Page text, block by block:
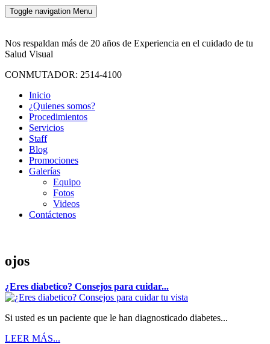
Toggle navigation Menu
Nos respaldan más de 20 años de Experiencia en el cuidado de tu
Salud Visual
CONMUTADOR: 2514-4100
Inicio
¿Quienes somos?
Procedimientos
Servicios
Staff
Blog
Promociones
Galerías
Equipo
Fotos
Videos
Contáctenos
ojos
¿Eres diabetico? Consejos para cuidar...
Si usted es un paciente que le han diagnosticado diabetes...
LEER MÁS...